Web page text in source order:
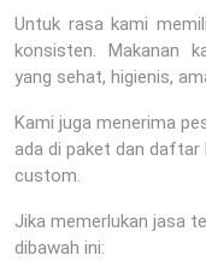
Untuk rasa kami
konsisten. Makanan
yang sehat, higienis,
Kami juga menerima
ada di paket dan daftar
custom.
Jika memerlukan jasa
dibawah ini: